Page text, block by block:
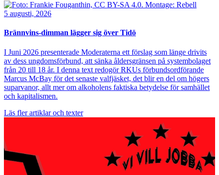
Bild
5 augusti, 2026
Brännvins-dimman lägger sig över Tidö
I Juni 2026 presenterade Moderaterna ett förslag som länge drivits
av dess ungdomsförbund, att sänka åldersgränsen på systembolaget
från 20 till 18 år. I denna text redogör RKUs förbundsordförande
Marcus McBay för det senaste valfjäsket, det blir en del om högers
suparvanor, allt mer om alkoholens faktiska betydelse för samhället
och kapitalismen.
Läs fler artiklar och texter